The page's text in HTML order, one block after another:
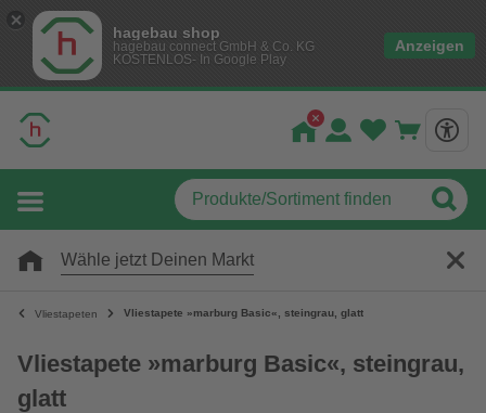
hagebau shop
hagebau connect GmbH & Co. KG
KOSTENLOS- In Google Play
Anzeigen
Wähle jetzt Deinen Markt
Vliestapeten Vliestapete »marburg Basic«, steingrau, glatt
Vliestapete »marburg Basic«, steingrau,
glatt